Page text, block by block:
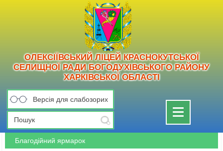
ОЛЕКСІЇВСЬКИЙ ЛІЦЕЙ КРАСНОКУТСЬКОЇ
СЕЛИЩНОЇ РАДИ БОГОДУХІВСЬКОГО РАЙОНУ
ХАРКІВСЬКОЇ ОБЛАСТІ
Версія для слабозорих
Toggle
navigation
Благодійний ярмарок